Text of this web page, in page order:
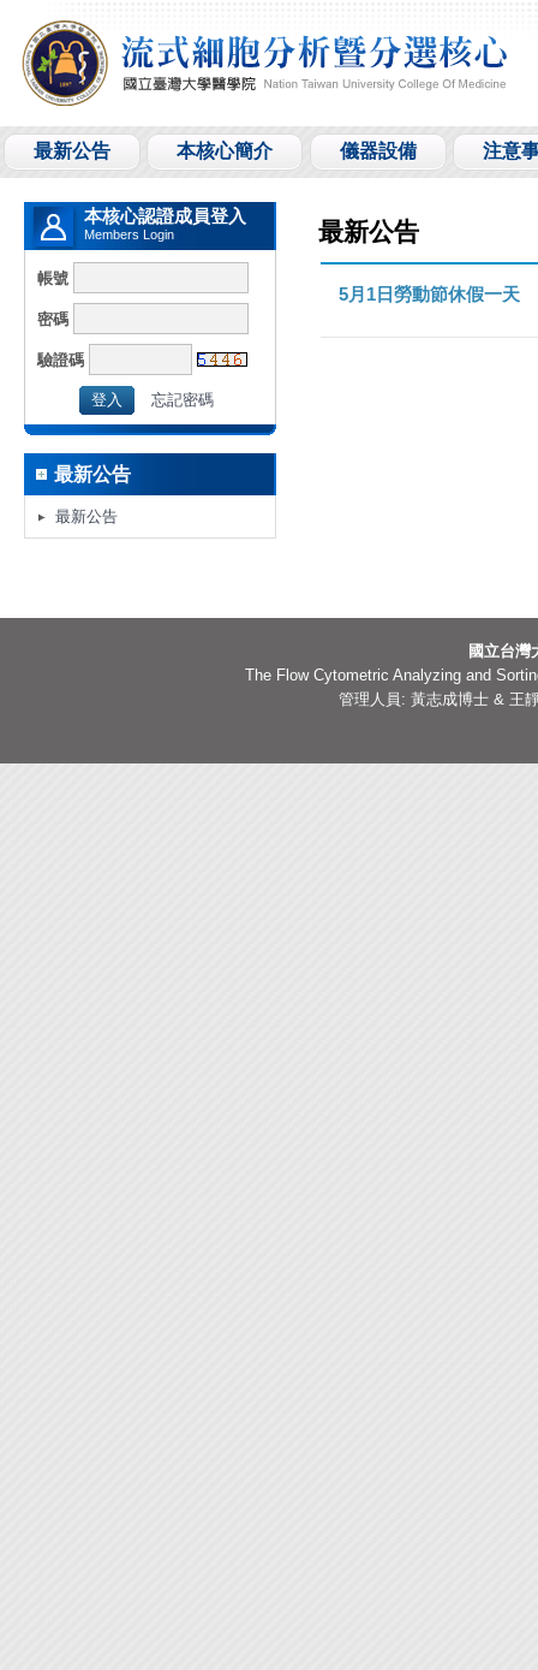
最新公告 本核心簡介 儀器設備 注意
本核心認證成員登入
Members Login
帳號
密碼
驗證碼
忘記密碼
最新公告
最新公告
最新公告
5月1日勞動節休假一天
國立台灣
The Flow Cytometric Analyzing and
管理人員: 黃志成博士 & 王